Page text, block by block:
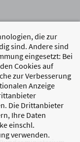
die zur
sind. Andere sind
eingesetzt: Bei
Cookies auf
zur Verbesserung
Anzeige
Die Drittanbieter
Ihre Daten
einschl.
verwenden.